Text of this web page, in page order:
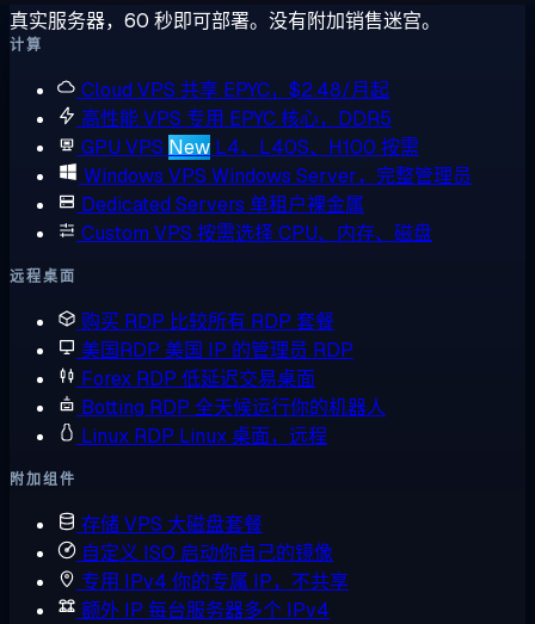
真实服务器，60 秒即可部署。没有附加销售迷宫。
计算
Cloud VPS 共享 EPYC，$2.48/月起
高性能 VPS 专用 EPYC 核心，DDR5
GPU VPS New L4、L40S、H100 按需
Windows VPS Windows Server，完整管理员
Dedicated Servers 单租户裸金属
Custom VPS 按需选择 CPU、内存、磁盘
远程桌面
购买 RDP 比较所有 RDP 套餐
美国RDP 美国 IP 的管理员 RDP
Forex RDP 低延迟交易桌面
Botting RDP 全天候运行你的机器人
Linux RDP Linux 桌面，远程
附加组件
存储 VPS 大磁盘套餐
自定义 ISO 启动你自己的镜像
专用 IPv4 你的专属 IP，不共享
额外 IP 每台服务器多个 IPv4